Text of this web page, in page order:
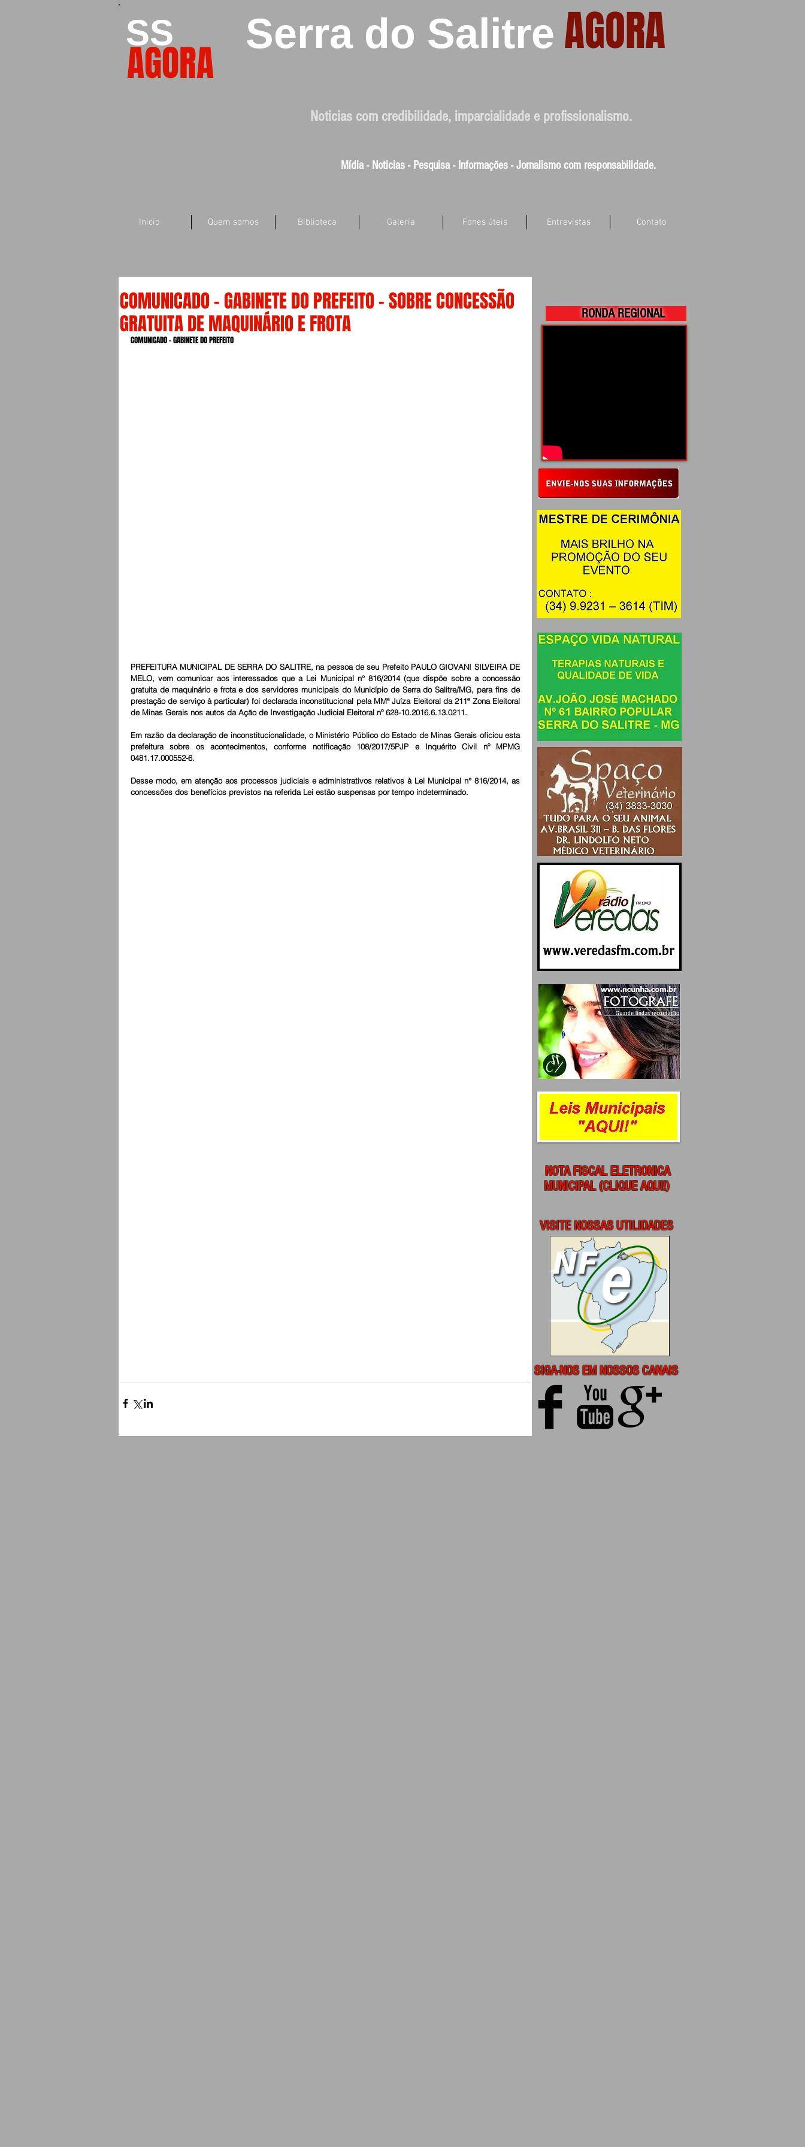
SS
AGORA
Serra do Salitre AGORA
Noticias com credibilidade, imparcialidade e profissionalismo.
Mídia - Noticias - Pesquisa - Informações - Jornalismo com responsabilidade.
Inicio Quem somos Biblioteca Galeria Fones úteis Entrevistas Contato
COMUNICADO – GABINETE DO PREFEITO – SOBRE CONCESSÃO
GRATUITA DE MAQUINÁRIO E FROTA
COMUNICADO – GABINETE DO PREFEITO
PREFEITURA MUNICIPAL DE SERRA DO SALITRE, na pessoa de seu Prefeito PAULO GIOVANI SILVEIRA DE
MELO, vem comunicar aos interessados que a Lei Municipal n° 816/2014 (que dispõe sobre a concessão
gratuita de maquinário e frota e dos servidores municipais do Município de Serra do Salitre/MG, para fins de
prestação de serviço à particular) foi declarada inconstitucional pela MMª Juíza Eleitoral da 211ª Zona Eleitoral
de Minas Gerais nos autos da Ação de Investigação Judicial Eleitoral nº 628-10.2016.6.13.0211.
Em razão da declaração de inconstitucionalidade, o Ministério Público do Estado de Minas Gerais oficiou esta
prefeitura sobre os acontecimentos, conforme notificação 108/2017/5PJP e Inquérito Civil nº MPMG
0481.17.000552-6.
Desse modo, em atenção aos processos judiciais e administrativos relativos à Lei Municipal n° 816/2014, as
concessões dos benefícios previstos na referida Lei estão suspensas por tempo indeterminado.
RONDA REGIONAL
NOTA FISCAL ELETRONICA
MUNICIPAL (CLIQUE AQUI!)
VISITE NOSSAS UTILIDADES
SIGA-NOS EM NOSSOS CANAIS